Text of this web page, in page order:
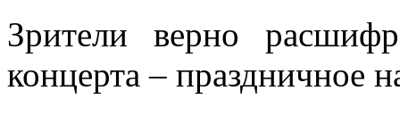
Зрители верно
концерта – праздничное